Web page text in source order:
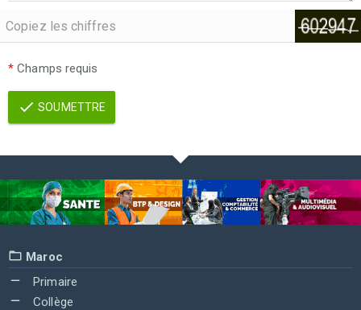
* Champs requis
SOUMETTRE
Maroc
Primaire
Collège